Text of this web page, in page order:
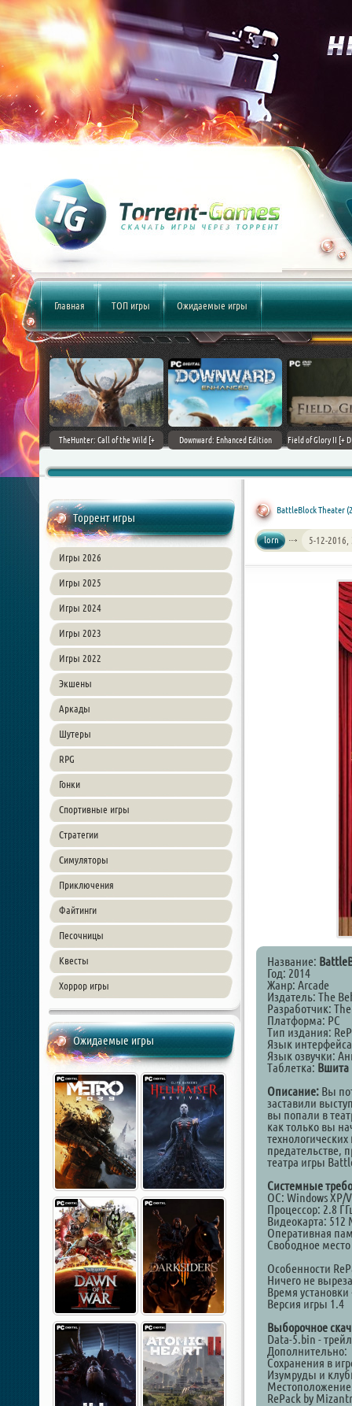
Главная ТОП игры Ожидаемые игры
(2017)
TheHunter: Call of the Wild [+
Downward: Enhanced Edition
Field of Glory II [+
Торрент игры
Игры 2026
Игры 2025
Игры 2024
Игры 2023
Игры 2022
Экшены
Аркады
Шутеры
RPG
Гонки
Спортивные игры
Стратегии
Симуляторы
Приключения
Файтинги
Песочницы
Квесты
Хоррор игры
Ожидаемые игры
BattleBlock Theater
lorn 5-12-2016,
Название:
Год: 2014
Жанр: Arcade
Издатель: The
Разработчик:
Платформа: PC
Тип издания:
Язык
Язык озвучки:
Таблетка: Вшита
Описание: Вы
заставили
вы попали в
как только вы
предательстве,
театра игры
Системные
ОС: Windows XP/
Процессор: 2.8
Видеокарта: 512
Оперативная
Свободное
Особенности
Ничего не
Время
Версия игры 1.4
Выборочное
Data-5.bin -
Дополнительно:
Сохранения в
Изумруды и
Местоположение
RePack by